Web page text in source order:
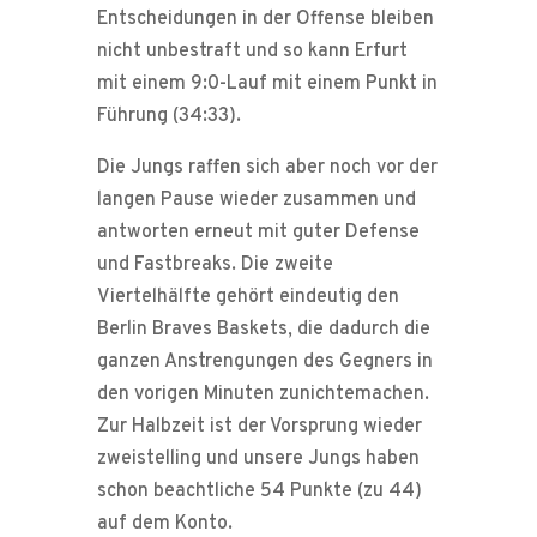
Entscheidungen in der Offense bleiben
nicht unbestraft und so kann Erfurt
mit einem 9:0-Lauf mit einem Punkt in
Führung (34:33).
Die Jungs raffen sich aber noch vor der
langen Pause wieder zusammen und
antworten erneut mit guter Defense
und Fastbreaks. Die zweite
Viertelhälfte gehört eindeutig den
Berlin Braves Baskets, die dadurch die
ganzen Anstrengungen des Gegners in
den vorigen Minuten zunichtemachen.
Zur Halbzeit ist der Vorsprung wieder
zweistelling und unsere Jungs haben
schon beachtliche 54 Punkte (zu 44)
auf dem Konto.